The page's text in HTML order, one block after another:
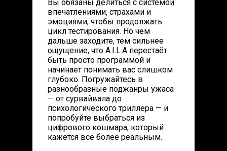
Вы обязаны делиться с системой
впечатлениями, страхами и
эмоциями, чтобы продолжать
цикл тестирования. Но чем
дальше заходите, тем сильнее
ощущение, что A.I.L.A перестаёт
быть просто программой и
начинает понимать вас слишком
глубоко. Погружайтесь в
разнообразные поджанры ужаса
— от сурвайвала до
психологического триллера — и
попробуйте выбраться из
цифрового кошмара, который
кажется всё более реальным.